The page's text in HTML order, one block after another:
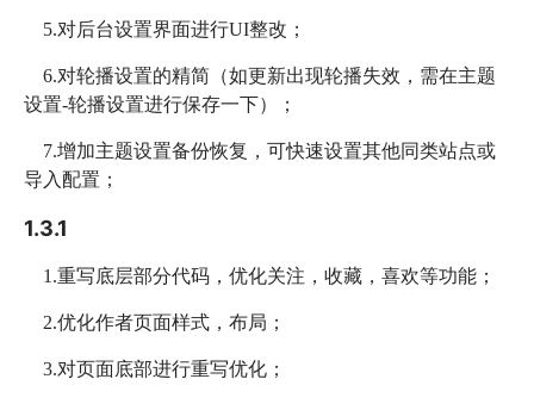
5.对后台设置界面进行UI整改；
6.对轮播设置的精简（如更新出现轮播失效，需在主题
设置-轮播设置进行保存一下）；
7.增加主题设置备份恢复，可快速设置其他同类站点或
导入配置；
1.3.1
1.重写底层部分代码，优化关注，收藏，喜欢等功能；
2.优化作者页面样式，布局；
3.对页面底部进行重写优化；